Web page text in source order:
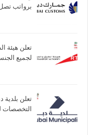
برواتب تصل الي 10،000
تعلن هيئة
لجميع
تعلن
التخصصات